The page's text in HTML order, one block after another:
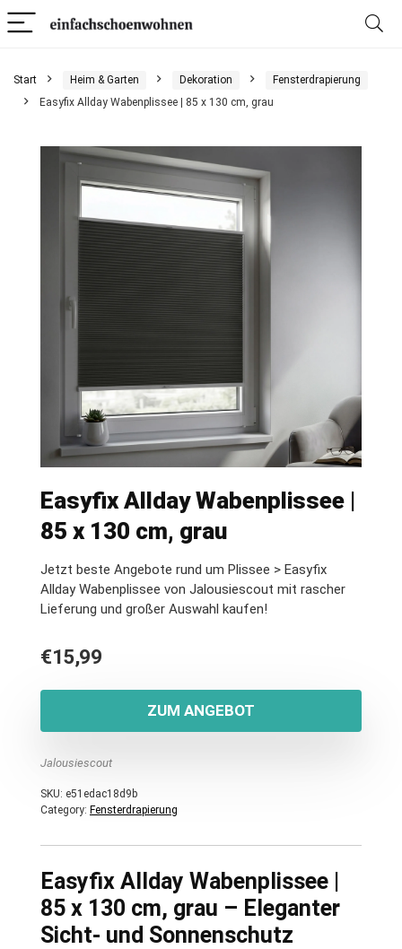
Start Heim & Garten Dekoration
Fensterdrapierung
Easyfix Allday Wabenplissee | 85 x 130 cm, grau
Easyfix Allday Wabenplissee |
85 x 130 cm, grau
Jetzt beste Angebote rund um Plissee > Easyfix
Allday Wabenplissee von Jalousiescout mit rascher
Lieferung und großer Auswahl kaufen!
€15,99
ZUM ANGEBOT
Jalousiescout
SKU: e51edac18d9b
Category: Fensterdrapierung
Easyfix Allday Wabenplissee |
85 x 130 cm, grau – Eleganter
Sicht- und Sonnenschutz